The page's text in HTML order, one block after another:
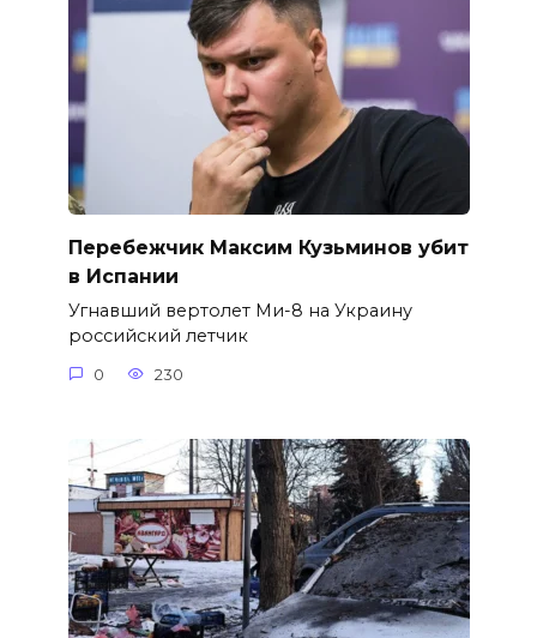
Перебежчик Максим Кузьминов убит
в Испании
Угнавший вертолет Ми-8 на Украину
российский летчик
0 230